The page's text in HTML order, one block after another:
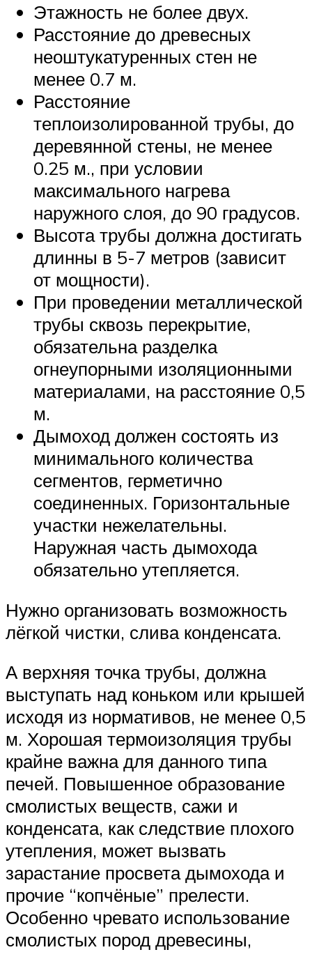
Этажность не более двух.
Расстояние до древесных
неоштукатуренных стен не
менее 0.7 м.
Расстояние
теплоизолированной трубы, до
деревянной стены, не менее
0.25 м., при условии
максимального нагрева
наружного слоя, до 90 градусов.
Высота трубы должна достигать
длинны в 5-7 метров (зависит
от мощности).
При проведении металлической
трубы сквозь перекрытие,
обязательна разделка
огнеупорными изоляционными
материалами, на расстояние 0,5
м.
Дымоход должен состоять из
минимального количества
сегментов, герметично
соединенных. Горизонтальные
участки нежелательны.
Наружная часть дымохода
обязательно утепляется.
Нужно организовать возможность
лёгкой чистки, слива конденсата.
А верхняя точка трубы, должна
выступать над коньком или крышей
исходя из нормативов, не менее 0,5
м. Хорошая термоизоляция трубы
крайне важна для данного типа
печей. Повышенное образование
смолистых веществ, сажи и
конденсата, как следствие плохого
утепления, может вызвать
зарастание просвета дымохода и
прочие “копчёные” прелести.
Особенно чревато использование
смолистых пород древесины,